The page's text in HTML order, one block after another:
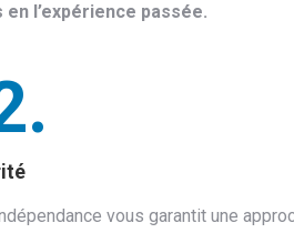
l’expérience passée.
vous garantit une